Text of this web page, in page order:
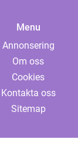
Menu
Annonsering
Om oss
Cookies
Kontakta oss
Sitemap